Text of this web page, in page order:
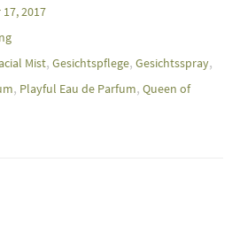
2017
Mist,Gesichtspflege,Gesichtsspray,
, Playful Eau de Parfum, Queen of